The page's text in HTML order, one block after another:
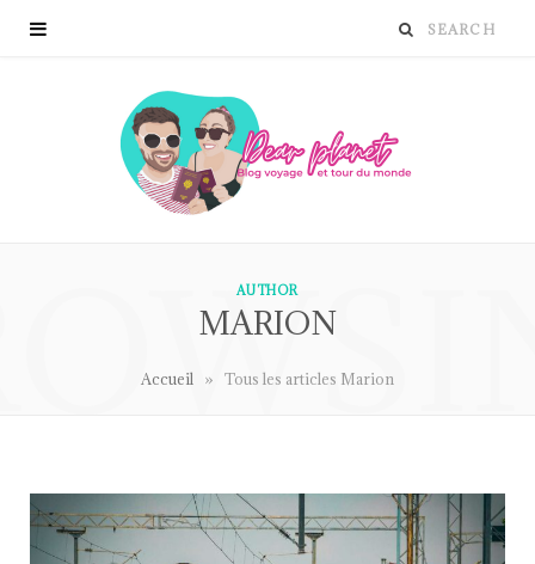
AUTHOR
MARION
Accueil » Tous les articles Marion